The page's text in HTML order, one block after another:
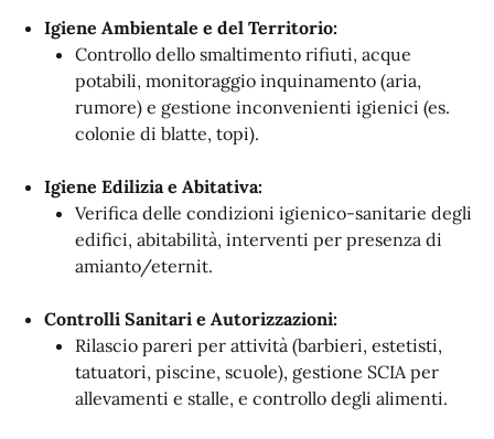
Igiene Ambientale e del Territorio:
Controllo dello smaltimento rifiuti, acque
potabili, monitoraggio inquinamento (aria,
rumore) e gestione inconvenienti igienici (es.
colonie di blatte, topi).
Igiene Edilizia e Abitativa:
Verifica delle condizioni igienico-sanitarie degli
edifici, abitabilità, interventi per presenza di
amianto/eternit.
Controlli Sanitari e Autorizzazioni:
Rilascio pareri per attività (barbieri, estetisti,
tatuatori, piscine, scuole), gestione SCIA per
allevamenti e stalle, e controllo degli alimenti.